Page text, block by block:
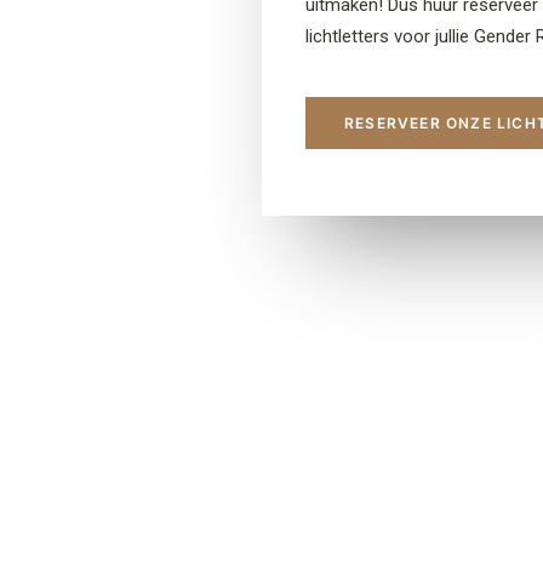
uitmaken! Dus huur
lichtletters voor jullie Gender
RESERVEER ONZE